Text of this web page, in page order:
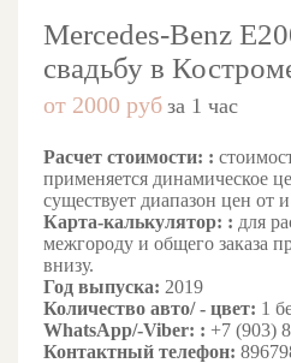
Mercedes-Benz
свадьбу в
от 2000 руб за 1 час
Расчет стоимости: :
применяется динамическое
существует диапазон цен от
Карта-калькулятор: : для
межгороду и общего заказа
внизу.
Год выпуска: 2019
Количество авто/ - цвет: 1
WhatsApp/-Viber: : +7 (903)
Контактный телефон: